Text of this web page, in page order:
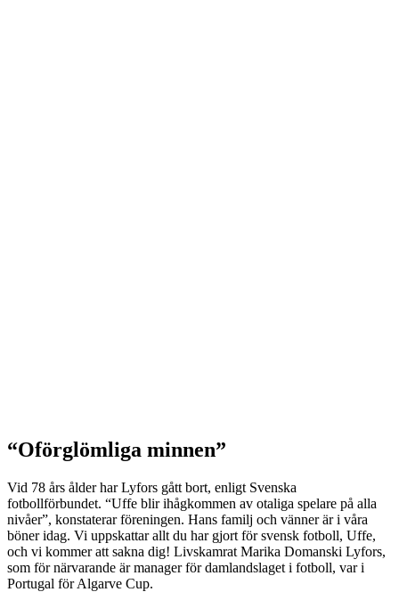
“Oförglömliga minnen”
Vid 78 års ålder har Lyfors gått bort, enligt Svenska
fotbollförbundet. “Uffe blir ihågkommen av otaliga spelare på alla
nivåer”, konstaterar föreningen. Hans familj och vänner är i våra
böner idag. Vi uppskattar allt du har gjort för svensk fotboll, Uffe,
och vi kommer att sakna dig! Livskamrat Marika Domanski Lyfors,
som för närvarande är manager för damlandslaget i fotboll, var i
Portugal för Algarve Cup.